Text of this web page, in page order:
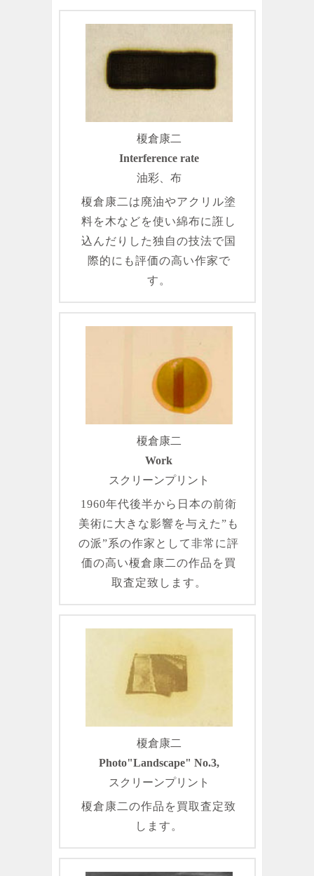
榎倉康二
Interference rate
油彩、布
榎倉康二は廃油やアクリル塗
料を木などを使い綿布に誑し
込んだりした独自の技法で国
際的にも評価の高い作家で
す。
榎倉康二
Work
スクリーンプリント
1960年代後半から日本の前衛
美術に大きな影響を与えた”も
の派”系の作家として非常に評
価の高い榎倉康二の作品を買
取査定致します。
榎倉康二
Photo"Landscape" No.3,
スクリーンプリント
榎倉康二の作品を買取査定致
します。